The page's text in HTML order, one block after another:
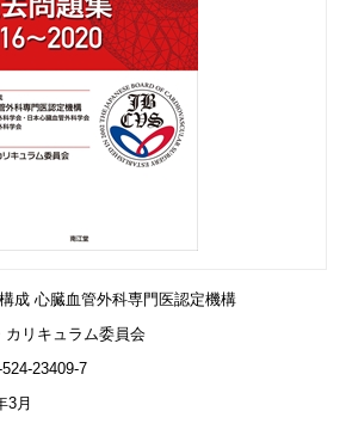
成 心臓血管外科専門医認定機構
カリキュラム委員会
23409-7
3月